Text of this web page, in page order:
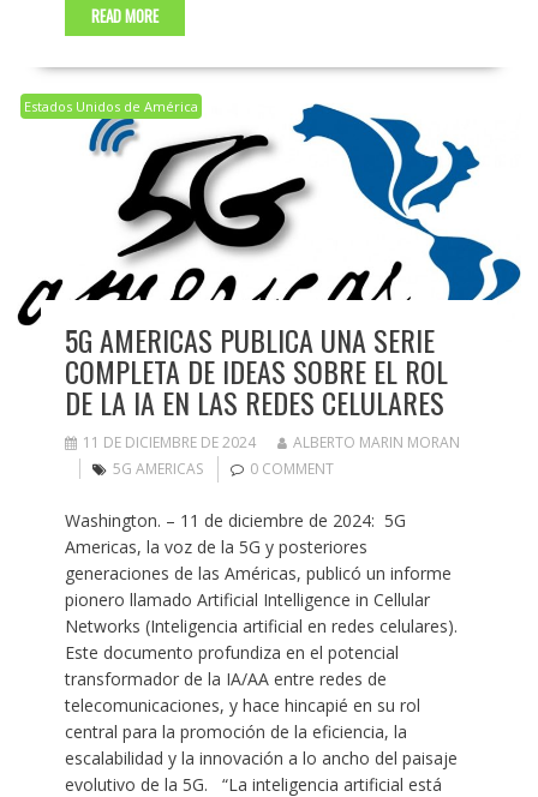
READ MORE
Estados Unidos de América
5G AMERICAS PUBLICA UNA SERIE
COMPLETA DE IDEAS SOBRE EL ROL
DE LA IA EN LAS REDES CELULARES
11 DE DICIEMBRE DE 2024
ALBERTO MARIN MORAN
5G AMERICAS
0 COMMENT
Washington. – 11 de diciembre de 2024: 5G
Americas, la voz de la 5G y posteriores
generaciones de las Américas, publicó un informe
pionero llamado Artificial Intelligence in Cellular
Networks (Inteligencia artificial en redes celulares).
Este documento profundiza en el potencial
transformador de la IA/AA entre redes de
telecomunicaciones, y hace hincapié en su rol
central para la promoción de la eficiencia, la
escalabilidad y la innovación a lo ancho del paisaje
evolutivo de la 5G. “La inteligencia artificial está